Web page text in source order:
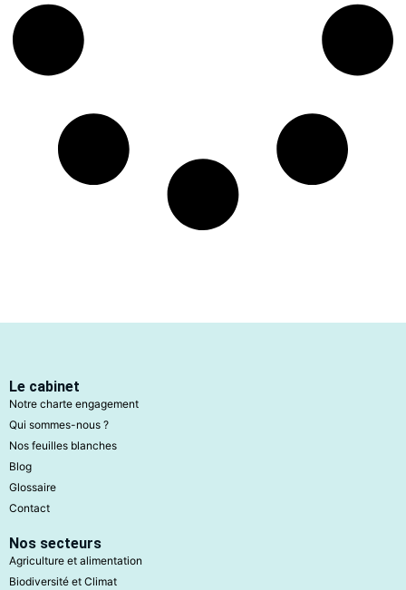
Le cabinet
Notre charte engagement
Qui sommes-nous ?
Nos feuilles blanches
Blog
Glossaire
Contact
Nos secteurs
Agriculture et alimentation
Biodiversité et Climat